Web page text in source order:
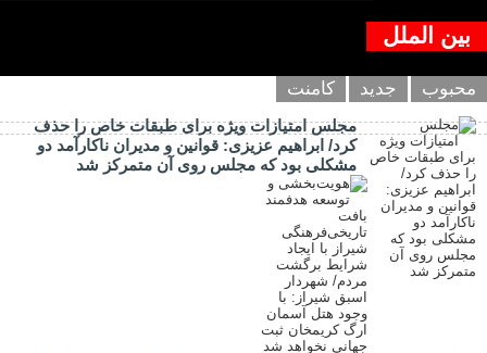
بین الملل
محبوب جدید کامنت
مجلس امتیازات ویژه برای طبقات خاص را حذف
کرد/ ابراهیم عزیزی: قوانین و مدیران ناکارآمد دو
مشکلی بود که مجلس روی آن متمرکز شد